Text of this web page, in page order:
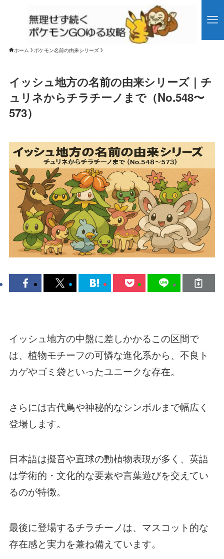
ホーム ポケモン名前の由来シリーズ
イッシュ地方の名前の由来シリーズ｜チ
ュリネからチラチーノまで（No.548〜
573）
イッシュ地方の中盤に差しかかるこの区間で
は、植物モチーフの可憐な進化系から、不良ト
カゲやゴミ袋といったユニークな存在。
さらには古代鳥や神秘的なシンボルまで幅広く
登場します。
日本語は擬音や直球の動植物表現が多く、英語
は学術的・文化的な要素や言葉遊びを交えてい
るのが特徴。
最後に登場するチラチーノは、マスコット的な
存在感と実力を兼ね備えています。